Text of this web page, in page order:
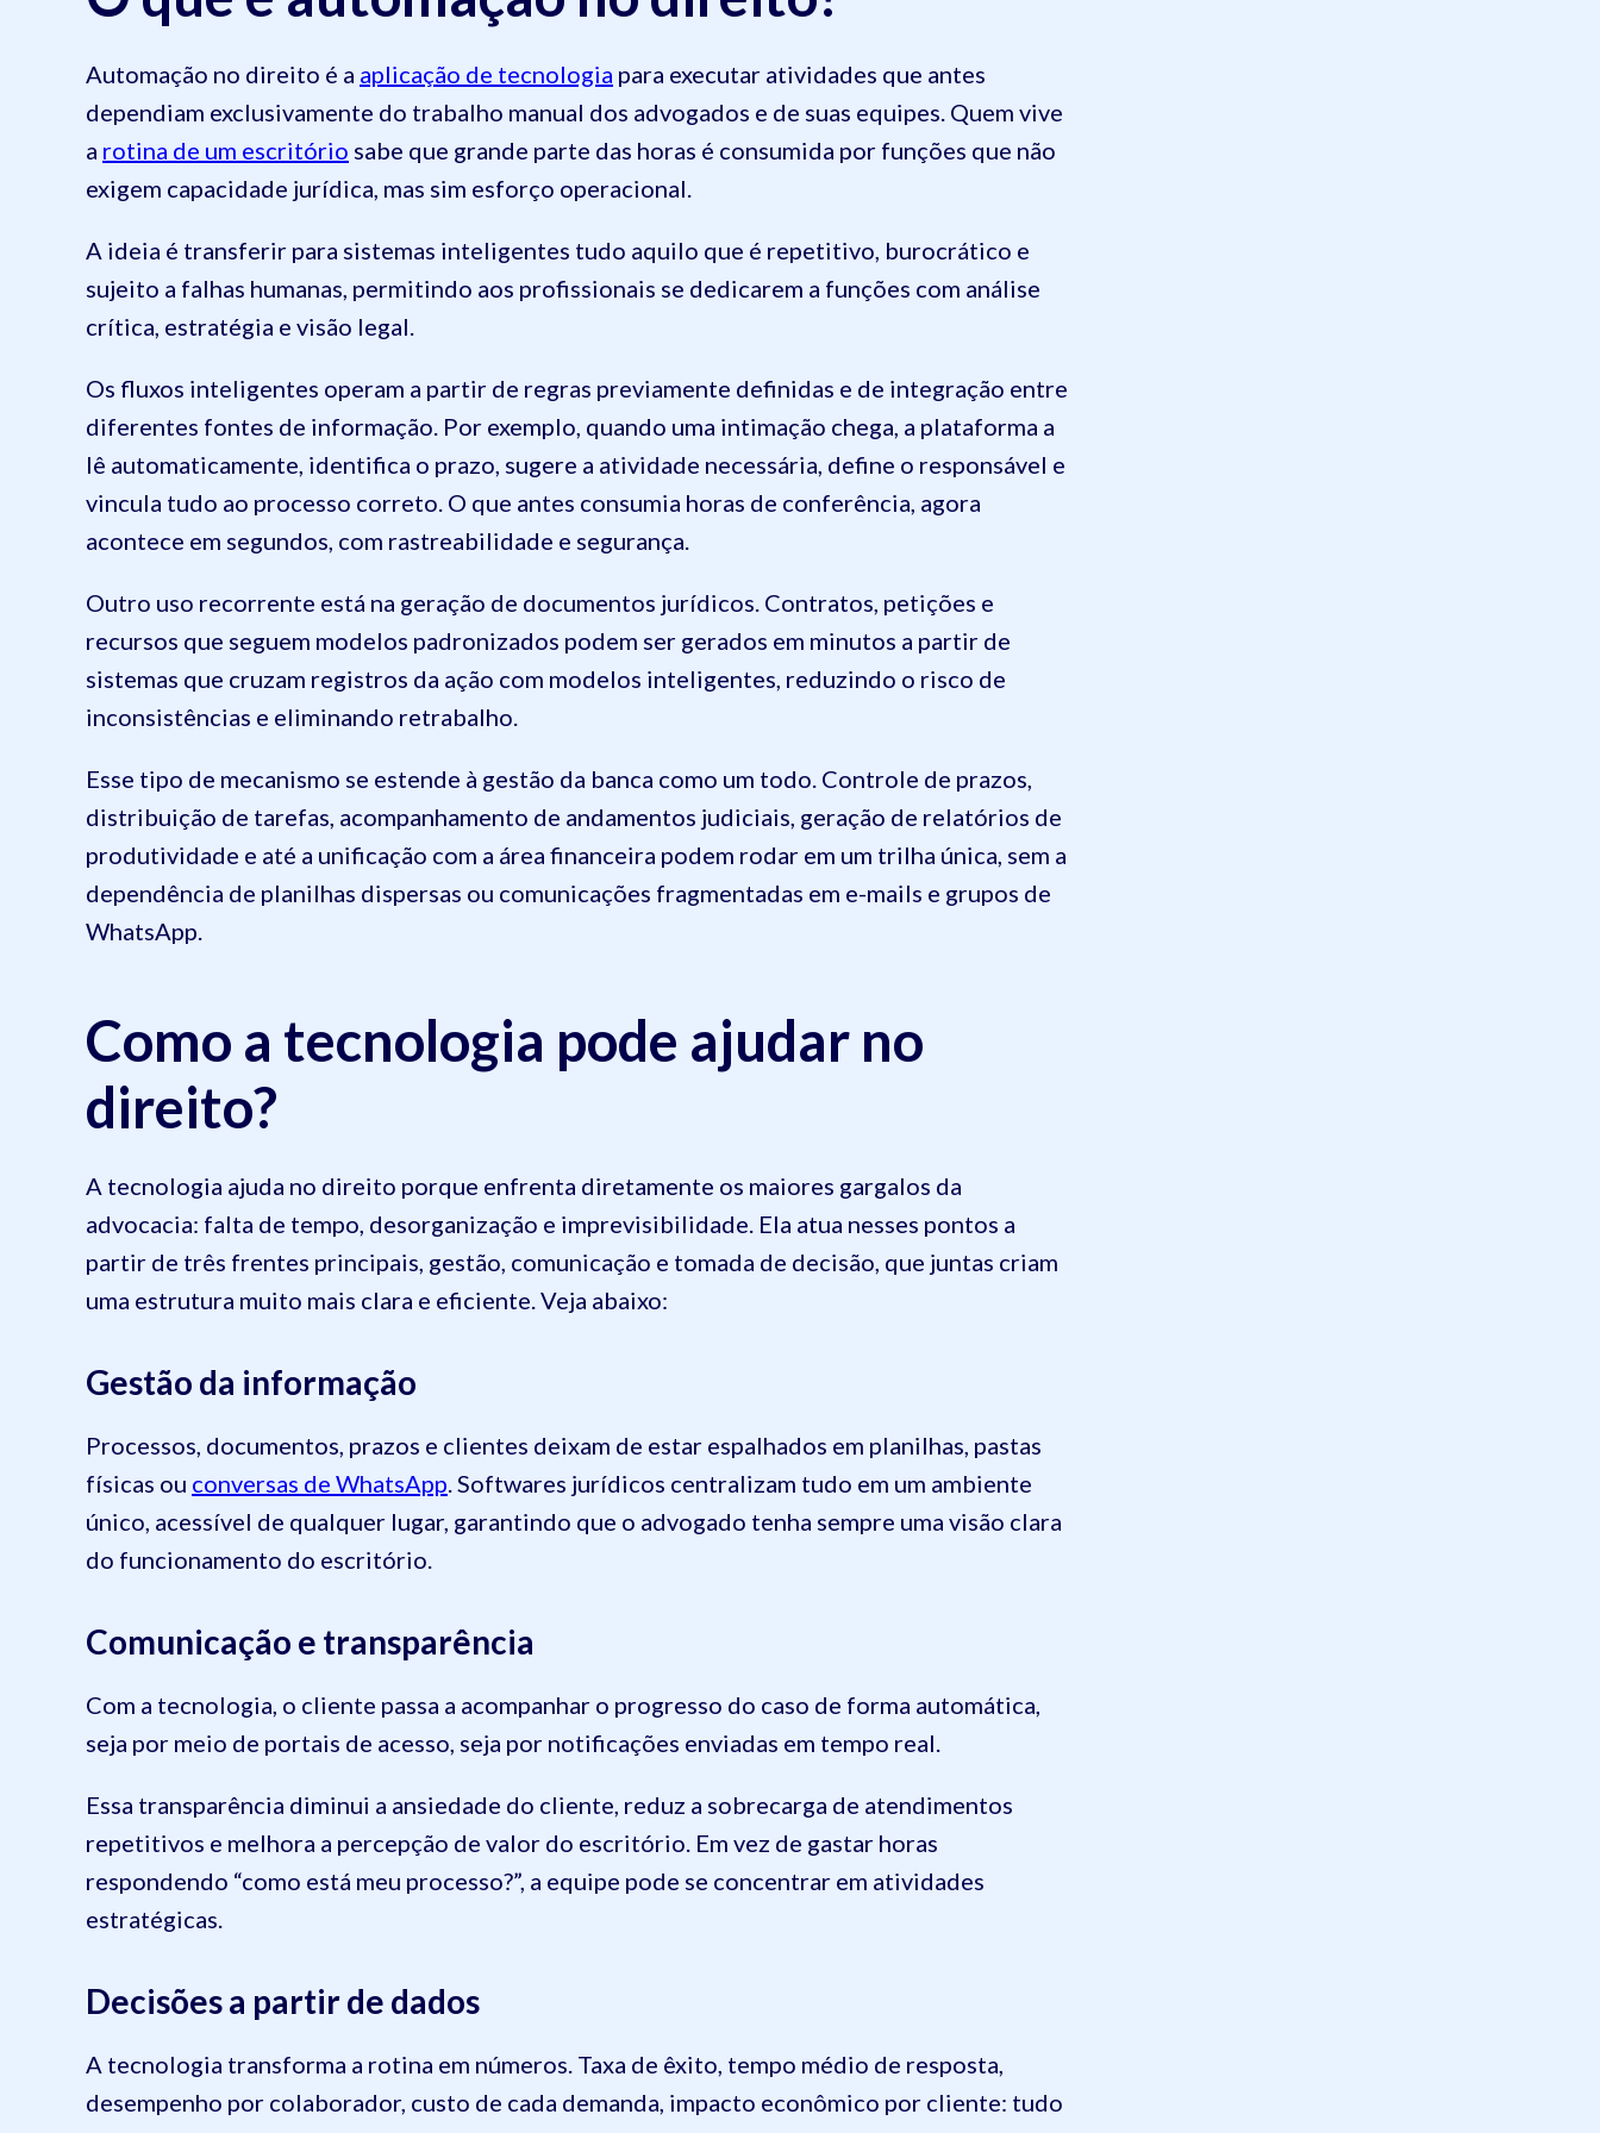
Automação no direito é a aplicação de tecnologia para executar atividades que antes
dependiam exclusivamente do trabalho manual dos advogados e de suas equipes. Quem vive
a rotina de um escritório sabe que grande parte das horas é consumida por funções que não
exigem capacidade jurídica, mas sim esforço operacional.
A ideia é transferir para sistemas inteligentes tudo aquilo que é repetitivo, burocrático e
sujeito a falhas humanas, permitindo aos profissionais se dedicarem a funções com análise
crítica, estratégia e visão legal.
Os fluxos inteligentes operam a partir de regras previamente definidas e de integração entre
diferentes fontes de informação. Por exemplo, quando uma intimação chega, a plataforma a
lê automaticamente, identifica o prazo, sugere a atividade necessária, define o responsável e
vincula tudo ao processo correto. O que antes consumia horas de conferência, agora
acontece em segundos, com rastreabilidade e segurança.
Outro uso recorrente está na geração de documentos jurídicos. Contratos, petições e
recursos que seguem modelos padronizados podem ser gerados em minutos a partir de
sistemas que cruzam registros da ação com modelos inteligentes, reduzindo o risco de
inconsistências e eliminando retrabalho.
Esse tipo de mecanismo se estende à gestão da banca como um todo. Controle de prazos,
distribuição de tarefas, acompanhamento de andamentos judiciais, geração de relatórios de
produtividade e até a unificação com a área financeira podem rodar em um trilha única, sem a
dependência de planilhas dispersas ou comunicações fragmentadas em e-mails e grupos de
WhatsApp.
Como a tecnologia pode ajudar no
direito?
A tecnologia ajuda no direito porque enfrenta diretamente os maiores gargalos da
advocacia: falta de tempo, desorganização e imprevisibilidade. Ela atua nesses pontos a
partir de três frentes principais, gestão, comunicação e tomada de decisão, que juntas criam
uma estrutura muito mais clara e eficiente. Veja abaixo:
Gestão da informação
Processos, documentos, prazos e clientes deixam de estar espalhados em planilhas, pastas
físicas ou conversas de WhatsApp . Softwares jurídicos centralizam tudo em um ambiente
único, acessível de qualquer lugar, garantindo que o advogado tenha sempre uma visão clara
do funcionamento do escritório.
Comunicação e transparência
Com a tecnologia, o cliente passa a acompanhar o progresso do caso de forma automática,
seja por meio de portais de acesso, seja por notificações enviadas em tempo real.
Essa transparência diminui a ansiedade do cliente, reduz a sobrecarga de atendimentos
repetitivos e melhora a percepção de valor do escritório. Em vez de gastar horas
respondendo “como está meu processo?”, a equipe pode se concentrar em atividades
estratégicas.
Decisões a partir de dados
A tecnologia transforma a rotina em números. Taxa de êxito, tempo médio de resposta,
desempenho por colaborador, custo de cada demanda, impacto econômico por cliente: tudo